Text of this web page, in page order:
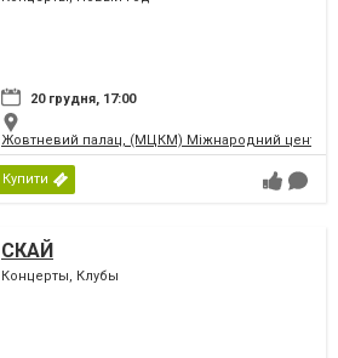
20 грудня, 17:00
Жовтневий палац, (МЦКМ) Міжнародний центр
Купити
СКАЙ
Концерты, Клубы